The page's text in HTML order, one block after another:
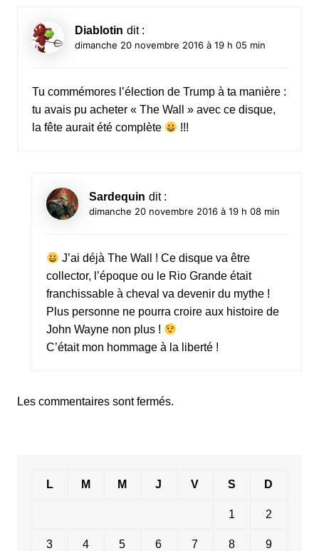
Diablotin dit :
dimanche 20 novembre 2016 à 19 h 05 min
Tu commémores l’élection de Trump à ta manière :
tu avais pu acheter « The Wall » avec ce disque,
la fête aurait été complète
!!!
Sardequin dit :
dimanche 20 novembre 2016 à 19 h 08 min
J’ai déjà The Wall ! Ce disque va être
collector, l’époque ou le Rio Grande était
franchissable à cheval va devenir du mythe !
Plus personne ne pourra croire aux histoire de
John Wayne non plus !
C’était mon hommage à la liberté !
Les commentaires sont fermés.
L M M J V S D
1 2
3 4 5 6 7 8 9